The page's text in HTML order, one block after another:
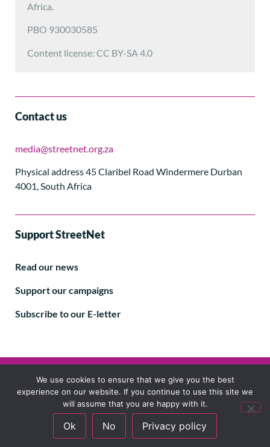
Africa.
PBO 930030585
Content license: CC BY-SA 4.0
Contact us
media@streetnet.org.za
Physical address 45 Claribel Road Windermere Durban
4001, South Africa
Support StreetNet
Read our news
Support our campaigns
Subscribe to our E-letter
Follow us
© 2024 StreetNet International
We use cookies to ensure that we give you the best
experience on our website. If you continue to use this site we
will assume that you are happy with it.
Ok No Privacy policy